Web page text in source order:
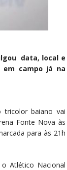
data, local e
em campo já na
tricolor baiano vai
Fonte Nova às
para às 21h
Atlético Nacional